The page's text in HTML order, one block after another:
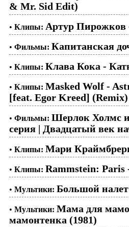
& Mr. Sid Edit)
• Клипы: Артур Пирожков
• Фильмы: Капитанская
• Клипы: Клава Кока -
• Клипы: Masked Wolf -
[feat. Egor Kreed] (Remix)
• Фильмы: Шерлок Холмс и
серия | Двадцатый век
• Клипы: Мари
• Клипы: Rammstein:
• Мультики: Большой налет
• Мультики: Мама для
мамонтенка (1981)